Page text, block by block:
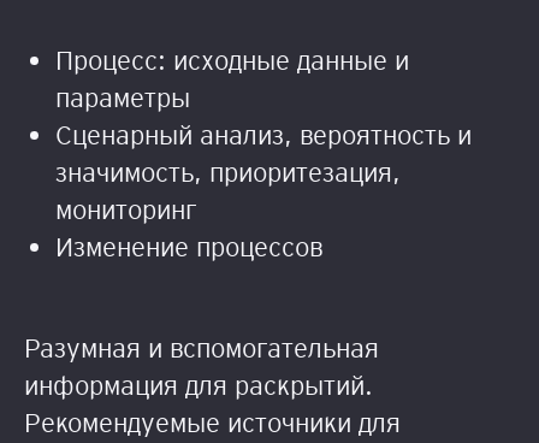
Процесс: исходные данные и
параметры
Сценарный анализ, вероятность и
значимость, приоритезация,
мониторинг
Изменение процессов
Разумная и вспомогательная
информация для раскрытий.
Рекомендуемые источники для